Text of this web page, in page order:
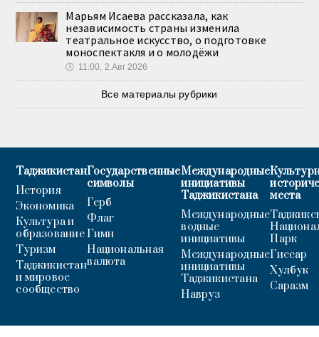
Марьям Исаева рассказала, как
независимость страны изменила
театральное искусство, о подготовке
моноспектакля и о молодёжи
🕔 11:00, 2.Авг 2026
Все материалы рубрики
Таджикистан
История
Экономика
Культура и
образование
Туризм
Таджикистан
и мировое
сообщество
Государственные
символы
Герб
Флаг
Гимн
Национальная
валюта
Международные
инициативы
Таджикистана
Международные
водные
инициативы
Международные
инициативы
Таджикистана
Навруз
места
Парк
Гиссар
Хулбук
Саразм